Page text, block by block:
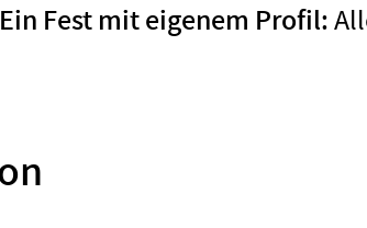
Fest mit eigenem Profil: